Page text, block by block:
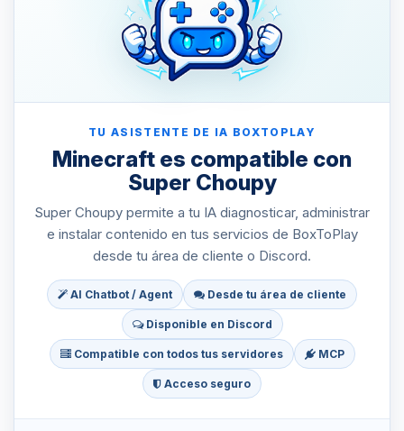
TU ASISTENTE DE IA BOXTOPLAY
Minecraft es compatible con
Super Choupy
Super Choupy permite a tu IA diagnosticar, administrar
e instalar contenido en tus servicios de BoxToPlay
desde tu área de cliente o Discord.
AI Chatbot / Agent Desde tu área de cliente
Disponible en Discord
Compatible con todos tus servidores MCP
Acceso seguro